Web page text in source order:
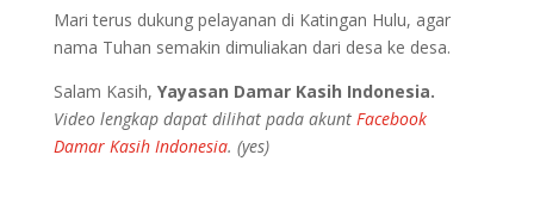
Mari terus dukung pelayanan di Katingan Hulu, agar
nama Tuhan semakin dimuliakan dari desa ke desa.
Salam Kasih, Yayasan Damar Kasih Indonesia.
Video lengkap dapat dilihat pada akunt Facebook
Damar Kasih Indonesia. (yes)